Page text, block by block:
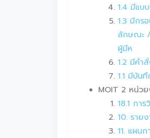
1.4 มีแบ
1.3 มีกร
ลักษณะ /
ผู้มีห
1.2 มีคำ
1.1 มีบัน
MOIT 2 หน่ว
18.1 กา
10. ราย
11. แผน